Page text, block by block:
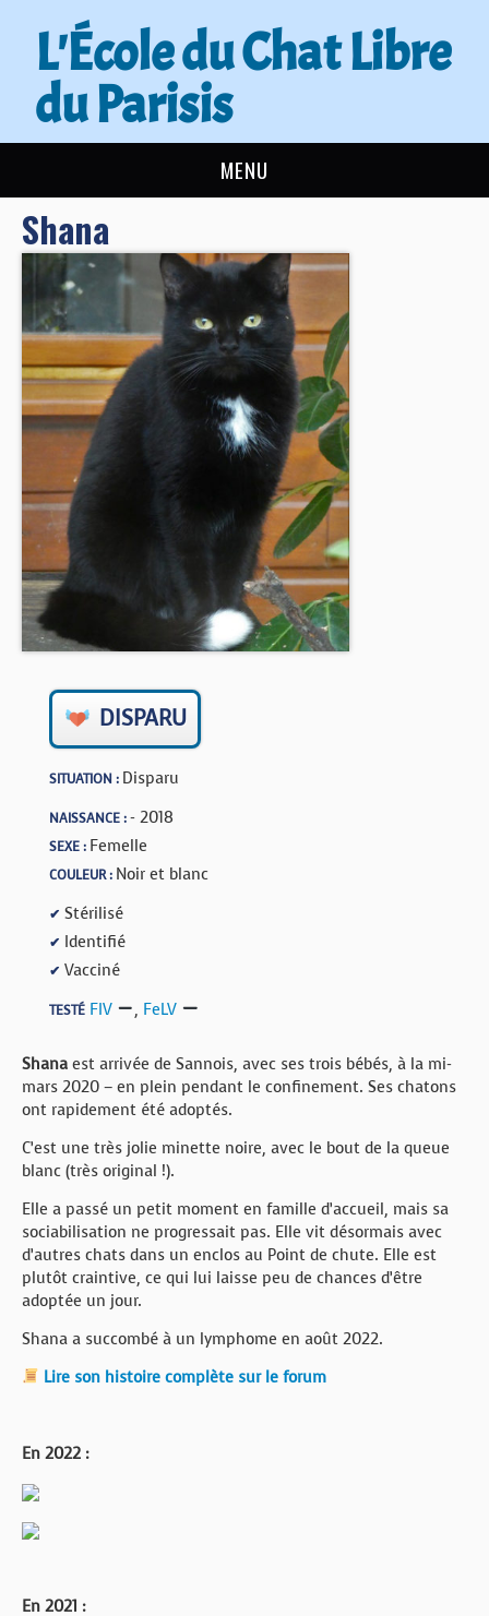
L'École du Chat Libre
du Parisis
MENU
L’ÉCOLE DU CHAT
ACTUALITÉS
ADOPTER
NOUS AIDER
CONTACT
BOUTIQUE
FORUM
Shana
DISPARU
SITUATION : Disparu
NAISSANCE :- 2018
SEXE : Femelle
COULEUR : Noir et blanc
✔ Stérilisé
✔ Identifié
✔ Vacciné
TESTÉ FIV , FeLV
Shana est arrivée de Sannois, avec ses trois bébés, à la mi-
mars 2020 – en plein pendant le confinement. Ses chatons
ont rapidement été adoptés.
C’est une très jolie minette noire, avec le bout de la queue
blanc (très original !).
Elle a passé un petit moment en famille d’accueil, mais sa
sociabilisation ne progressait pas. Elle vit désormais avec
d’autres chats dans un enclos au Point de chute. Elle est
plutôt craintive, ce qui lui laisse peu de chances d’être
adoptée un jour.
Shana a succombé à un lymphome en août 2022.
Lire son histoire complète sur le forum
En 2022 :
En 2021 :